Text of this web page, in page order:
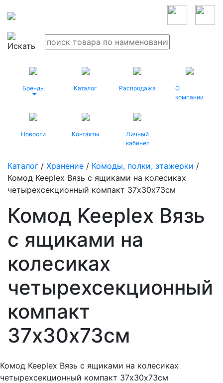
Бренды Каталог Распродажа
О
компании
Новости Контакты
Личный
кабинет
Каталог / Хранение / Комоды, полки, этажерки /
Комод Keeplex Вязь с ящиками на колесиках
четырехсекционный компакт 37х30х73см
Комод Keeplex Вязь
с ящиками на
колесиках
четырехсекционный
компакт
37х30х73см
Комод Keeplex Вязь с ящиками на колесиках
четырехсекционный компакт 37х30х73см